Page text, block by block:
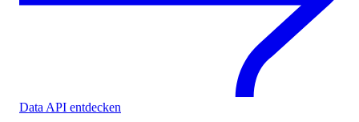
Data API entdecken